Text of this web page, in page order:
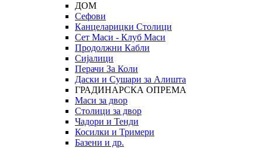
ДОМ
Сефови
Канцеларицки Столици
Сет Маси - Клуб Маси
Продолжни Кабли
Сијалици
Перачи За Коли
Даски и Сушари за Алишта
ГРАДИНАРСКА ОПРЕМА
Маси за двор
Столици за двор
Чадори и Тенди
Косилки и Тримери
Базени и др.